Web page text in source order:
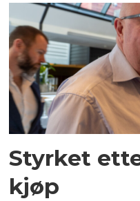
Styrket
kjøp